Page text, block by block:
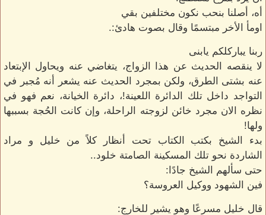
أه، أصلنا بنحب نكون مختلفين بقي
اومأ الأخر مبتسمًا وقال بصوت هادئ:.
ربنا يباركلكم يابنى
لا ينقصه الحديث عن هذا الزواج، يتغاضي عنه ويحاول الإبتعاد
عنه بشتى الطرق، ولكن بمجرد الحديث عنه يشعر أنه مُجبر في
التواجد داخل تلك الدائرة اللعينة!، دائرة الخيانة، نعم فهو في
نظره الان مجرد خائن لزوجته الراحلة، وإن كانت الحُجة بسببها
ولها!
بدء الشيخ بكتب الكتاب تحت أنظار كلاً من خليل و مراد
الشاردة نحو تلك المسكينة الصامتة خلود..
حتى سألهم الشيخ جادًا:
فين الشهود ووكيل العروسة؟
قال خليل مسرعًا وهو يشير للخارج: